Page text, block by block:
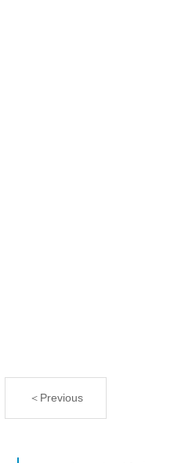
＜Previous